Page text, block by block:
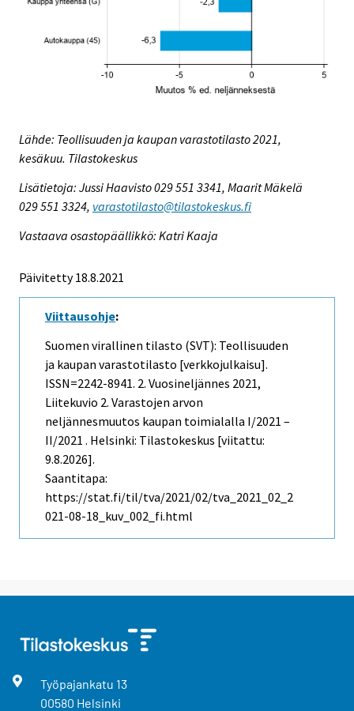
Lähde: Teollisuuden ja kaupan varastotilasto 2021,
kesäkuu. Tilastokeskus
Lisätietoja: Jussi Haavisto 029 551 3341, Maarit Mäkelä
029 551 3324, varastotilasto@tilastokeskus.fi
Vastaava osastopäällikkö: Katri Kaaja
Päivitetty 18.8.2021
Viittausohje:
Suomen virallinen tilasto (SVT): Teollisuuden
ja kaupan varastotilasto [verkkojulkaisu].
ISSN=2242-8941. 2. Vuosineljännes 2021,
Liitekuvio 2. Varastojen arvon
neljännesmuutos kaupan toimialalla I/2021 –
II/2021 . Helsinki: Tilastokeskus [viitattu:
9.8.2026].
Saantitapa:
https://stat.fi/til/tva/2021/02/tva_2021_02_2
021-08-18_kuv_002_fi.html
Työpajankatu 13
00580 Helsinki